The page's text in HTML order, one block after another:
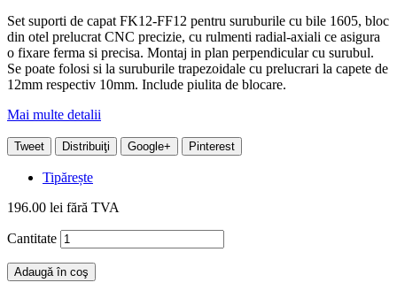
Set suporti de capat FK12-FF12 pentru suruburile cu bile 1605, bloc
din otel prelucrat CNC precizie, cu rulmenti radial-axiali ce asigura
o fixare ferma si precisa. Montaj in plan perpendicular cu surubul.
Se poate folosi si la suruburile trapezoidale cu prelucrari la capete de
12mm respectiv 10mm. Include piulita de blocare.
Mai multe detalii
Tweet Distribuiţi Google+ Pinterest
Tipărește
196.00 lei fără TVA
Cantitate
Adaugă în coş